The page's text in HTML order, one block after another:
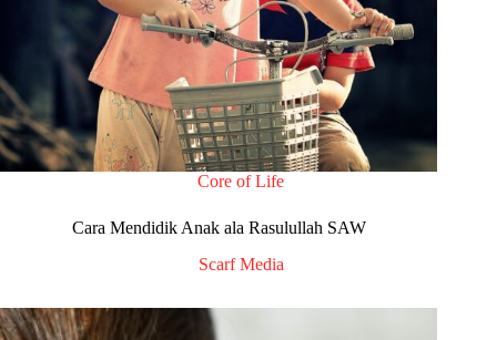
Core of Life
Cara Mendidik Anak ala Rasulullah SAW
Scarf Media